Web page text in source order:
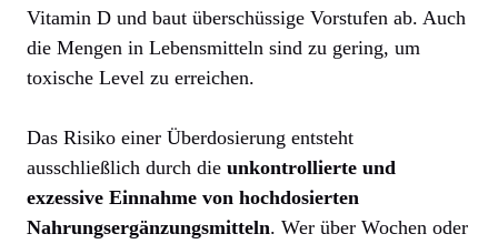
Vitamin D und baut überschüssige Vorstufen ab. Auch
die Mengen in Lebensmitteln sind zu gering, um
toxische Level zu erreichen.
Das Risiko einer Überdosierung entsteht
ausschließlich durch die unkontrollierte und
exzessive Einnahme von hochdosierten
Nahrungsergänzungsmitteln. Wer über Wochen oder